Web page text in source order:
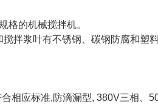
格的机械搅拌机。
拌浆叶有不锈钢、碳钢防腐和塑
相应标准,防滴漏型, 380V三相、